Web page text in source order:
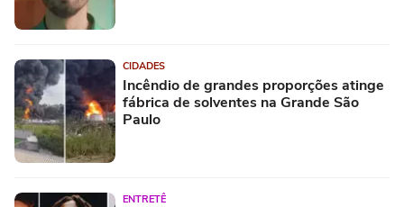
CIDADES
Incêndio de grandes proporções atinge
fábrica de solventes na Grande São
Paulo
ENTRETÊ